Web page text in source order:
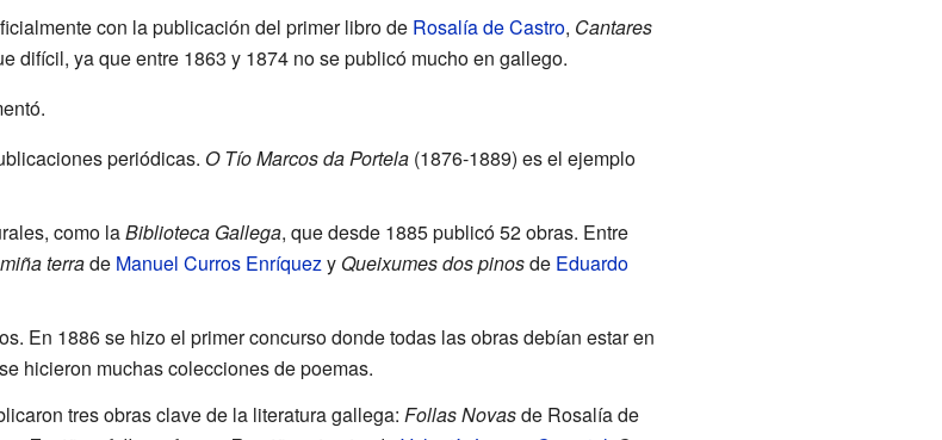
con la publicación del primer libro de Rosalía de Castro, Cantares
difícil, ya que entre 1863 y 1874 no se publicó mucho en gallego.
periódicas. O Tío Marcos da Portela(1876-1889) es el ejemplo
como laBiblioteca Gallega, que desde 1885 publicó 52 obras. Entre
terrade Manuel Curros Enríquezy Queixumes dos pinosde Eduardo
En 1886 se hizo el primer concurso donde todas las obras debían estar en
hicieron muchas colecciones de poemas.
tres obras clave de la literatura gallega: Follas Novasde Rosalía de